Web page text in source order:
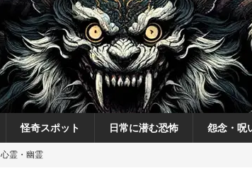
怪奇スポット 日常に潜む恐怖 怨念・呪
心霊・幽霊